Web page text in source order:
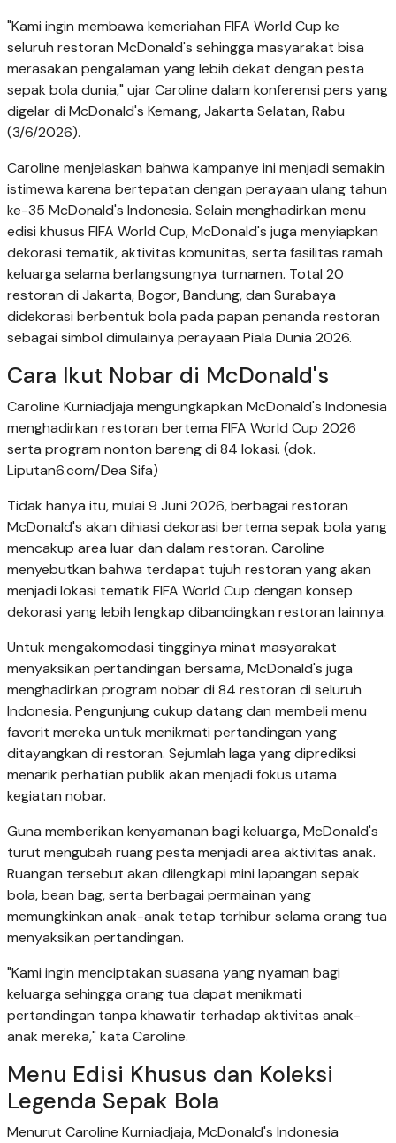
"Kami ingin membawa kemeriahan FIFA World Cup ke
seluruh restoran McDonald's sehingga masyarakat bisa
merasakan pengalaman yang lebih dekat dengan pesta
sepak bola dunia," ujar Caroline dalam konferensi pers yang
digelar di McDonald's Kemang, Jakarta Selatan, Rabu
(3/6/2026).
Caroline menjelaskan bahwa kampanye ini menjadi semakin
istimewa karena bertepatan dengan perayaan ulang tahun
ke-35 McDonald's Indonesia. Selain menghadirkan menu
edisi khusus FIFA World Cup, McDonald's juga menyiapkan
dekorasi tematik, aktivitas komunitas, serta fasilitas ramah
keluarga selama berlangsungnya turnamen. Total 20
restoran di Jakarta, Bogor, Bandung, dan Surabaya
didekorasi berbentuk bola pada papan penanda restoran
sebagai simbol dimulainya perayaan Piala Dunia 2026.
Cara Ikut Nobar di McDonald's
Caroline Kurniadjaja mengungkapkan McDonald's Indonesia
menghadirkan restoran bertema FIFA World Cup 2026
serta program nonton bareng di 84 lokasi. (dok.
Liputan6.com/Dea Sifa)
Tidak hanya itu, mulai 9 Juni 2026, berbagai restoran
McDonald's akan dihiasi dekorasi bertema sepak bola yang
mencakup area luar dan dalam restoran. Caroline
menyebutkan bahwa terdapat tujuh restoran yang akan
menjadi lokasi tematik FIFA World Cup dengan konsep
dekorasi yang lebih lengkap dibandingkan restoran lainnya.
Untuk mengakomodasi tingginya minat masyarakat
menyaksikan pertandingan bersama, McDonald's juga
menghadirkan program nobar di 84 restoran di seluruh
Indonesia. Pengunjung cukup datang dan membeli menu
favorit mereka untuk menikmati pertandingan yang
ditayangkan di restoran. Sejumlah laga yang diprediksi
menarik perhatian publik akan menjadi fokus utama
kegiatan nobar.
Guna memberikan kenyamanan bagi keluarga, McDonald's
turut mengubah ruang pesta menjadi area aktivitas anak.
Ruangan tersebut akan dilengkapi mini lapangan sepak
bola, bean bag, serta berbagai permainan yang
memungkinkan anak-anak tetap terhibur selama orang tua
menyaksikan pertandingan.
"Kami ingin menciptakan suasana yang nyaman bagi
keluarga sehingga orang tua dapat menikmati
pertandingan tanpa khawatir terhadap aktivitas anak-
anak mereka," kata Caroline.
Menu Edisi Khusus dan Koleksi
Legenda Sepak Bola
Menurut Caroline Kurniadjaja, McDonald's Indonesia